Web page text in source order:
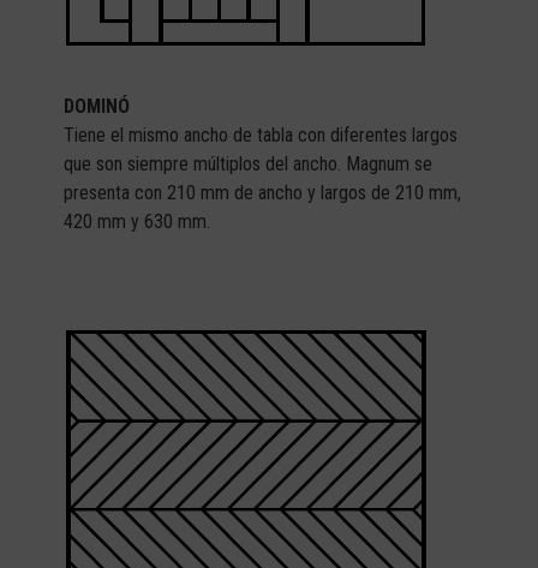
DOMINÓ
Tiene el mismo ancho de tabla con diferentes largos
que son siempre múltiplos del ancho. Magnum se
presenta con 210 mm de ancho y largos de 210 mm,
420 mm y 630 mm.